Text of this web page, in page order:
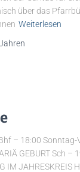
über das
Weiterlesen
– 18:00
GEBURT Sch –
IM JAHRESKREIS